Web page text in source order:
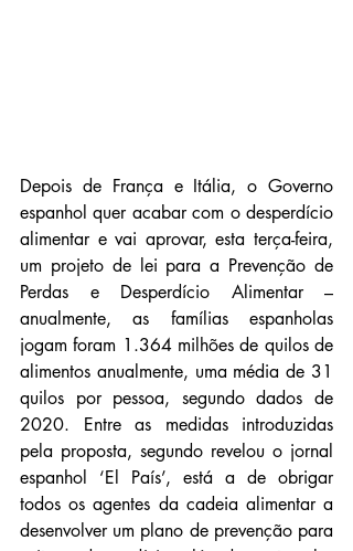
Depois de França e Itália, o Governo
espanhol quer acabar com o desperdício
alimentar e vai aprovar, esta terça-feira,
um projeto de lei para a Prevenção de
Perdas e Desperdício Alimentar –
anualmente, as famílias espanholas
jogam foram 1.364 milhões de quilos de
alimentos anualmente, uma média de 31
quilos por pessoa, segundo dados de
2020. Entre as medidas introduzidas
pela proposta, segundo revelou o jornal
espanhol ‘El País’, está a de obrigar
todos os agentes da cadeia alimentar a
desenvolver um plano de prevenção para